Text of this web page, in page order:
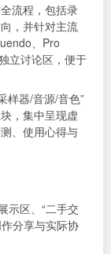
流程，包括录
，并针对主流
、Pro
立讨论区，便于
样器/音源/音色”
，集中呈现虚
、使用心得与
示区、“二手交
分享与实际协